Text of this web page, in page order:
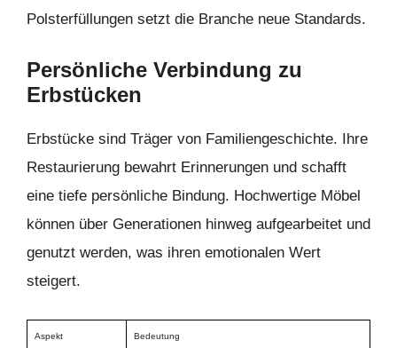
Polsterfüllungen setzt die Branche neue Standards.
Persönliche Verbindung zu
Erbstücken
Erbstücke sind Träger von Familiengeschichte. Ihre
Restaurierung bewahrt Erinnerungen und schafft
eine tiefe persönliche Bindung. Hochwertige Möbel
können über Generationen hinweg aufgearbeitet und
genutzt werden, was ihren emotionalen Wert
steigert.
Aspekt Bedeutung